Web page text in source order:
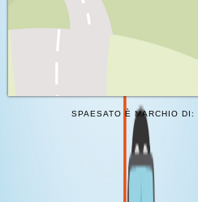
SPAESATO È MARCHIO DI: